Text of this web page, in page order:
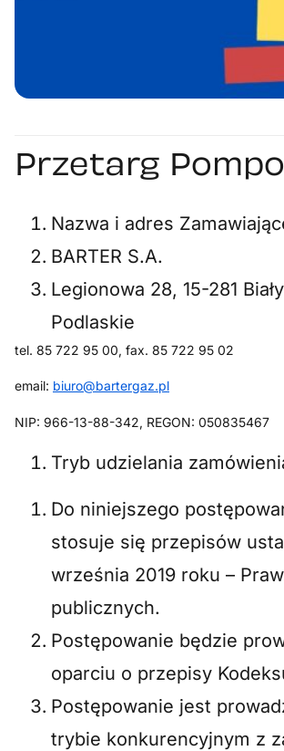
Przetarg
Nazwa i adres
BARTER S.A.
Legionowa 28, 15-281
Podlaskie
tel. 85 722 95 00, fax. 85 722 95 02
email: biuro@bartergaz.pl
NIP: 966-13-88-342, REGON: 050835467
Tryb udzielania
Do niniejszego
stosuje się przepisów
września 2019 roku –
publicznych.
Postępowanie będzie
oparciu o przepisy
Postępowanie jest
trybie konkurencyjnym z